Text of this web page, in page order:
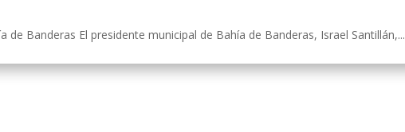
Banderas El presidente municipal de Bahía de Banderas, Israel Santillán,...